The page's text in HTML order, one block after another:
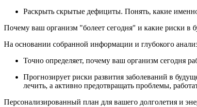
Раскрыть скрытые дефициты. Понять, какие
Почему ваш организм "болеет сегодня" и какие риски в
На основании собранной информации и глубокого
Точно определяет, почему ваш организм сегодня
Прогнозирует риски развития заболеваний в
лечить, а активно предотвращать проблемы,
Персонализированный план для вашего долголетия и